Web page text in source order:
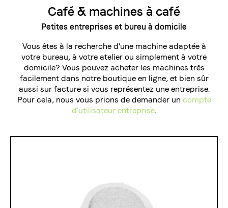
La torréfaction bernoise
Rösterei Kaffee und Bar
© 2026 Blasercafé AG DE
Café & machines à café
Petites entreprises et bureu à domicile
Vous êtes à la recherche d'une machine adaptée à
votre bureau, à votre atelier ou simplement à votre
domicile? Vous pouvez acheter les machines très
facilement dans notre boutique en ligne, et bien sûr
aussi sur facture si vous représentez une entreprise.
Pour cela, nous vous prions de demander un compte
d'utilisateur entreprise.